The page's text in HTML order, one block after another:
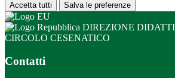
Accetta tutti Salva le preferenze
DIREZIONE
CIRCOLO CESENATICO
Contatti